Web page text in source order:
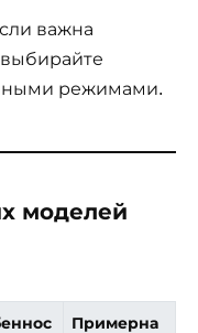
важна
выбирайте
режимами.
моделей
Примерна